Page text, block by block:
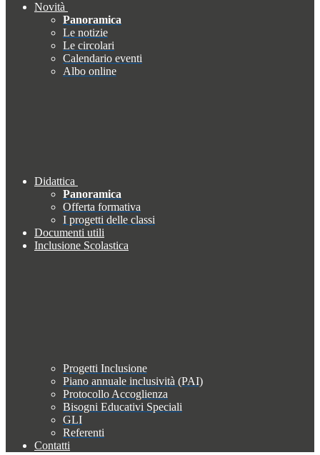
Novità
Panoramica
Le notizie
Le circolari
Calendario eventi
Albo online
Didattica
Panoramica
Offerta formativa
I progetti delle classi
Documenti utili
Inclusione Scolastica
Progetti Inclusione
Piano annuale inclusività (PAI)
Protocollo Accoglienza
Bisogni Educativi Speciali
GLI
Referenti
Contatti